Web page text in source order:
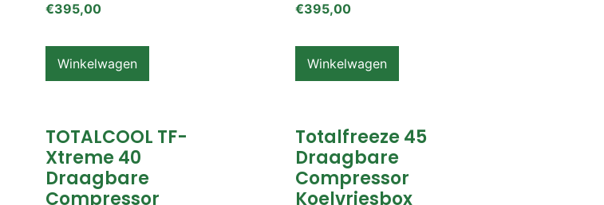
€395,00
Winkelwagen
€395,00
Winkelwagen
TOTALCOOL TF-
Xtreme 40
Draagbare
Compressor
Totalfreeze 45
Draagbare
Compressor
Koelvriesbox